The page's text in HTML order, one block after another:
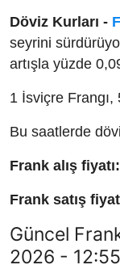
Döviz Kurları -
seyrini
artışla yüzde
1 İsviçre
Bu saatlerde
Frank alış fiyatı:
Frank satış
Güncel
2026 -